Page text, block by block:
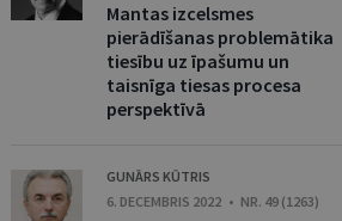
Mantas izcelsmes
pierādīšanas problemātika
tiesību uz īpašumu un
taisnīga tiesas procesa
perspektīvā
GUNĀRS KŪTRIS
6. DECEMBRIS 2022 • NR. 49 (1263)